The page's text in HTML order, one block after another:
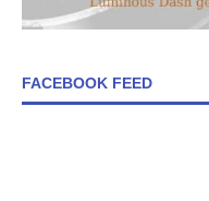
FACEBOOK FEED